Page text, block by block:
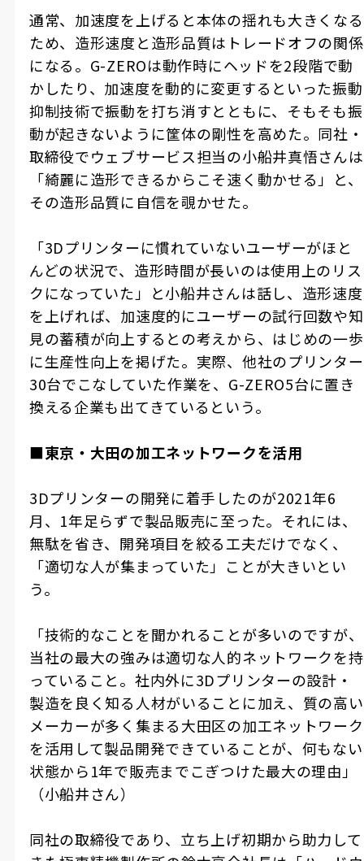
通常、加速度を上げると本体の揺れも大きくなる
ため、造形速度と造形品質はトレードオフの関係
になる。 G-ZEROは動作時にヘッドを2段階で動
かしたり、加速度を動的に変更するといった振動
抑制技術で振動を打ち消すとともに、そもそも振
動が起きないように筐体の剛性を高めた。同社・
取締役でウェブサービス担当の小船井真悟さんは
「綺麗に造形できるからこそ速く動かせる」と、
その造形品質に自信を覗かせた。
「3Dプリンターに慣れていないユーザーがほと
んどの状況で、造形時間が長いのは使用上のリス
クになっていた」と小船井さんは話し、造形速度
を上げれば、加速度的にユーザーの試行回数や知
見の蓄積が向上するとの考えから、はじめの一歩
に生産性向上を掲げた。実際、他社のプリンター
30台でこなしていた作業を、 G-ZERO5台に置き
換える企業も出てきているという。
■東京・大田の加工ネットワークを活用
3Dプリンターの開発に着手したのが2021年6
月、 1年足らずで製品販売に至った。それには、
無駄を省き、開発項目を絞る工夫だけでなく、
「適切な人が集まっていた」ことが大きいとい
う。
「技術的なことを聞かれることが多いのですが、
当社の最大の強みは適切な人的ネットワークを持
っていること。社内外に3Dプリンターの設計・
製造を良く知る人材がいることに加え、質の高い
メーカーが多く集まる大田区の加工ネットワーク
を活用して製品開発できていることが、何もない
状態から1年で販売までこぎつけた最大の理由」
（小船井さん）
同社の取締役であり、立ち上げ初期から助力して